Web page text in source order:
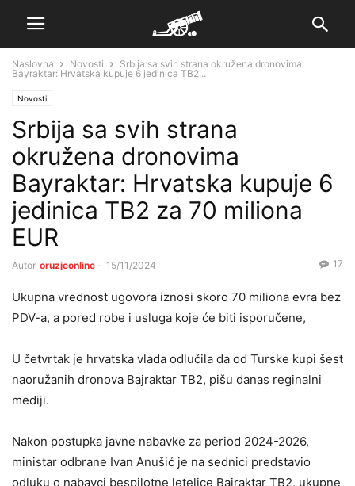
Naslovna Novosti
Srbija sa svih strana okružena dronovima
Bayraktar: ​​Hrvatska kupuje 6 jedinica TB2...
Novosti
Srbija sa svih strana
okružena dronovima
Bayraktar: ​​Hrvatska kupuje 6
jedinica TB2 za 70 miliona
EUR
Autor oruzjeonline - 15/11/2024 17
Ukupna vrednost ugovora iznosi skoro 70 miliona evra bez
PDV-a, a pored robe i usluga koje će biti isporučene,
U četvrtak je hrvatska vlada odlučila da od Turske kupi šest
naoružanih dronova Bajraktar TB2, pišu danas reginalni
mediji.
Nakon postupka javne nabavke za period 2024-2026,
ministar odbrane Ivan Anušić je na sednici predstavio
odluku o nabavci bespilotne letelice Bajraktar TB2, ukupne